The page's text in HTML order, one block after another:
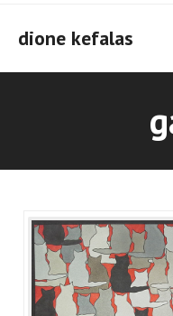
contentdione kefalas